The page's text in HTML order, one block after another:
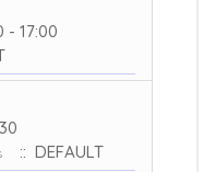
- 17:00
:: DEFAULT